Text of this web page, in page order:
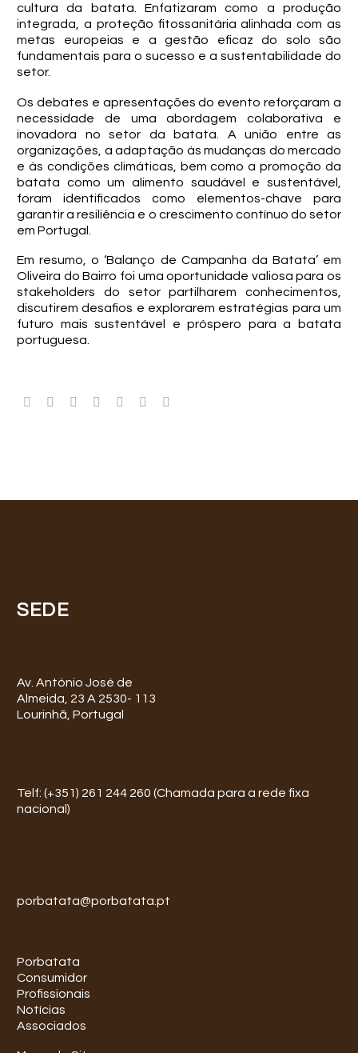
cultura da batata. Enfatizaram como a produção
integrada, a proteção fitossanitária alinhada com as
metas europeias e a gestão eficaz do solo são
fundamentais para o sucesso e a sustentabilidade do
setor.
Os debates e apresentações do evento reforçaram a
necessidade de uma abordagem colaborativa e
inovadora no setor da batata. A união entre as
organizações, a adaptação às mudanças do mercado
e às condições climáticas, bem como a promoção da
batata como um alimento saudável e sustentável,
foram identificados como elementos-chave para
garantir a resiliência e o crescimento contínuo do setor
em Portugal.
Em resumo, o ‘Balanço de Campanha da Batata’ em
Oliveira do Bairro foi uma oportunidade valiosa para os
stakeholders do setor partilharem conhecimentos,
discutirem desafios e explorarem estratégias para um
futuro mais sustentável e próspero para a batata
portuguesa.
SEDE
Av. António José de
Almeida, 23 A 2530- 113
Lourinhã, Portugal
Telf: (+351) 261 244 260 (Chamada para a rede fixa
nacional)
porbatata@porbatata.pt
Porbatata
Consumidor
Profissionais
Notícias
Associados